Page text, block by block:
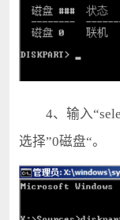
4、输入
选择”0磁盘“。